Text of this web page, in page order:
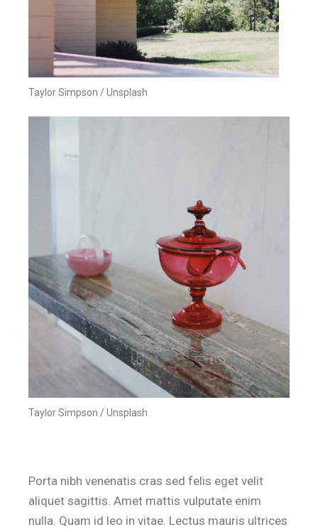
Taylor Simpson / Unsplash
Taylor Simpson / Unsplash
Porta nibh venenatis cras sed felis eget velit
aliquet sagittis. Amet mattis vulputate enim
nulla. Quam id leo in vitae. Lectus mauris ultrices